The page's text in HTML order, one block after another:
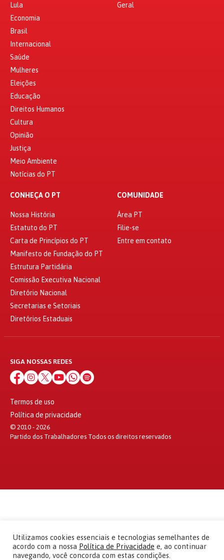
Lula
Economia
Brasil
Internacional
Saúde
Mulheres
Eleições
Educação
Direitos Humanos
Cultura
Opinião
Justiça
Meio Ambiente
Notícias do PT
Geral
CONHEÇA O PT
Nossa História
Estatuto do PT
Carta de Princípios do PT
Manifesto de Fundação do PT
Estrutura Partidária
Comissão Executiva Nacional
Diretório Nacional
Secretarias e Setoriais
Diretórios Estaduais
COMUNIDADE
Área PT
Filie-se
Entre em contato
SIGA NOSSAS REDES
Termos de uso
Política de privacidade
© 2010 - 2026
Partido dos Trabalhadores Todos os direitos reservados
Utilizamos cookies essenciais e tecnologias semelhantes de
acordo com a nossa Política de Privacidade e, ao continuar
navegando, você concorda com estas condições.